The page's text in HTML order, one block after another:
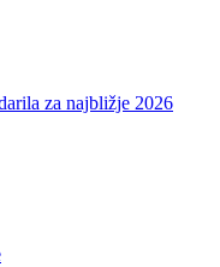
za najbližje 2026